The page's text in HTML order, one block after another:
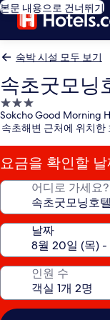
본문 내용으로 건너뛰기
숙박 시설 모두 보기
속초굿모닝
3.0
성
급
숙
박
시
Sokcho Good Morning
속초해변 근처에 위치한
요금을 확인할 날
어디로 가세요?
날짜
인원 수